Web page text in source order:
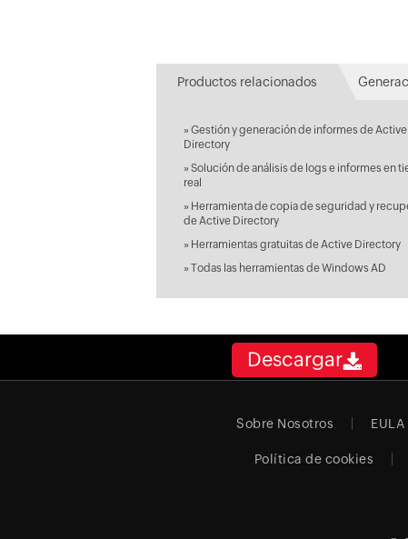
Productos relacionados
» Gestión y generación de informes de Active
Directory
» Solución de análisis de logs e informes en
real
» Herramienta de copia de seguridad y
de Active Directory
» Herramientas gratuitas de Active Directory
» Todas las herramientas de Windows AD
Descargar
Sobre Nosotros EULA
Política de cookies